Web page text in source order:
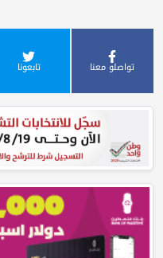
تواصلو معنا تابعونا